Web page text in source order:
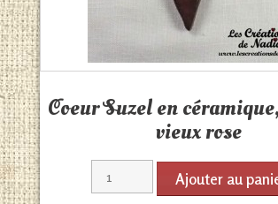
Coeur Suzel en
vieux rose
Ajouter au